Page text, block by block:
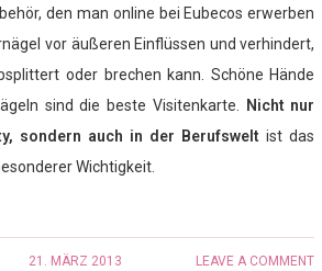
den man online bei Eubecos erwerben
vor äußeren Einflüssen und verhindert,
oder brechen kann. Schöne Hände
sind die beste Visitenkarte.
Nicht nur
sondern auch in der Berufswelt ist das
Wichtigkeit.
21. MÄRZ 2013 LEAVE A COMMENT